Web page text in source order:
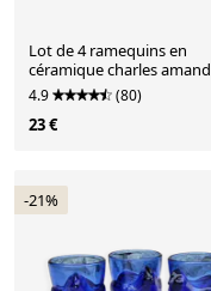
Lot de 4 ramequins en
céramique charles amand
4.9 (80)
23 €
-21%